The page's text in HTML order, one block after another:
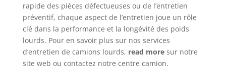
rapide des pièces défectueuses ou de l’entretien
préventif, chaque aspect de l’entretien joue un rôle
clé dans la performance et la longévité des poids
lourds. Pour en savoir plus sur nos services
d’entretien de camions lourds, read moresur notre
site web ou contactez notre centre camion.